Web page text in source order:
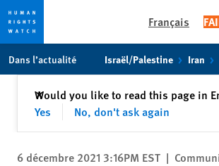
toto
content
Français
Dans l’actualité Israël/Palestine Iran
Would you like to read this page in
Yes
No, don't ask again
✕Fermer
6 décembre 2021 3:16PM EST |